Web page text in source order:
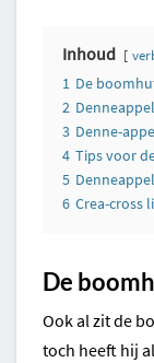
Inhoud
1 De
2
3 Denne-
4 Tips voor
5
6 Crea-cross
De
Ook al zit de
toch heeft hij